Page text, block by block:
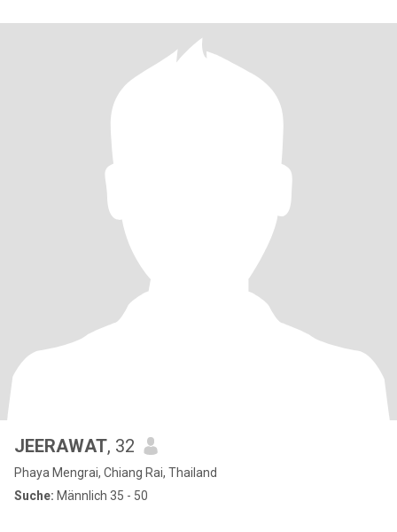
JEERAWAT, 32
Phaya Mengrai, Chiang Rai, Thailand
Suche: Männlich 35 - 50